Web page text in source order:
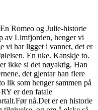
Romeo og Julie-historie
av Limfjorden, henger vi
vi har ligget i vannet, det er
En uke. Kanskje to.
ikke si det nøyaktig. Han
det gjentar han flere
lik som henger sammen på
er den fatale
nå.Det er en historie